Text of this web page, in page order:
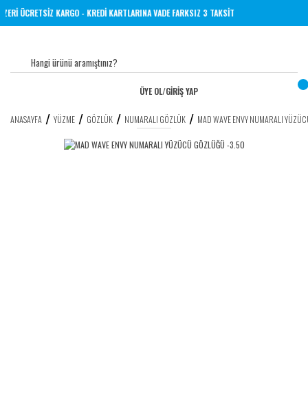
ÜZERİ ÜCRETSİZ KARGO - KREDİ KARTLARINA VADE FARKSIZ 3 TAKSİT
ÜYE OL/GİRİŞ YAP
ANASAYFA YÜZME GÖZLÜK NUMARALI GÖZLÜK MAD WAVE ENVY NUMARALI